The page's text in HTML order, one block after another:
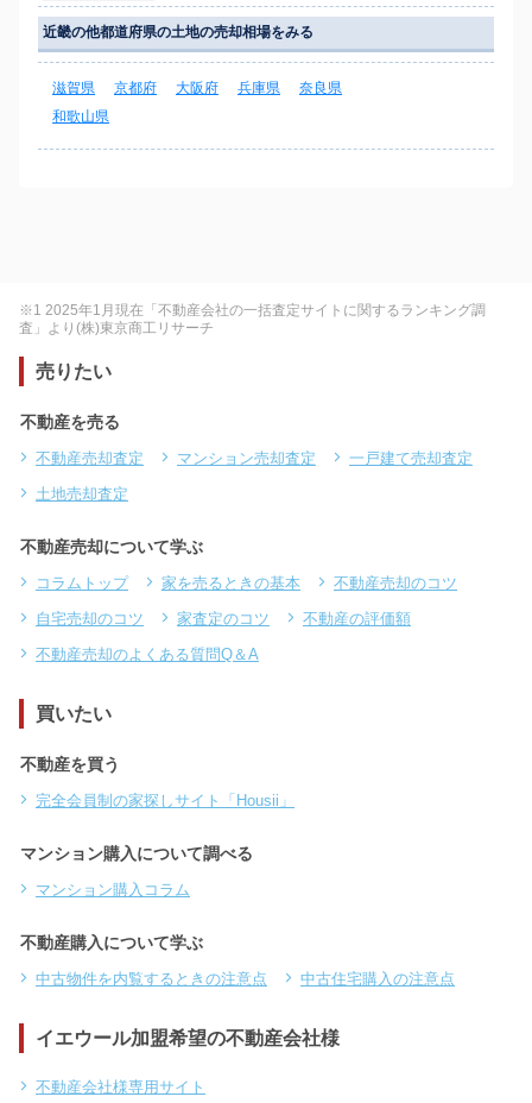
近畿の他都道府県の土地の売却相場をみる
滋賀県 京都府 大阪府 兵庫県
奈良県
和歌山県
※1 2025年1月現在「不動産会社の一括査定サイトに関するランキング調
査」より(株)東京商工リサーチ
売りたい
不動産を売る
不動産売却査定 マンション売却査定
一戸建て売却査定
土地売却査定
不動産売却について学ぶ
コラムトップ 家を売るときの基本
不動産売却のコツ
自宅売却のコツ
家査定のコツ
不動産の評価額
不動産売却のよくある質問Q＆A
買いたい
不動産を買う
完全会員制の家探しサイト「Housii」
マンション購入について調べる
マンション購入コラム
不動産購入について学ぶ
中古物件を内覧するときの注意点 中古住宅購入の注意点
イエウール加盟希望の不動産会社様
不動産会社様専用サイト